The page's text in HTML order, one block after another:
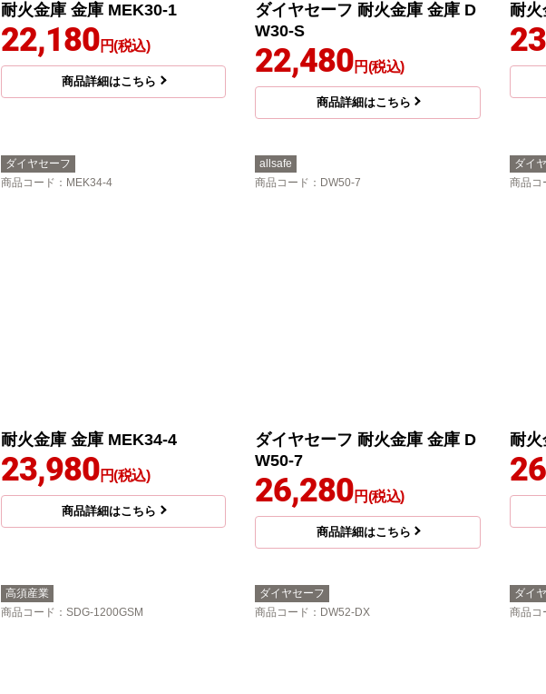
耐火金庫 金庫 MEK30-1
22,180円(税込)
商品詳細はこちら
ダイヤセーフ 耐火金庫 金庫 D
W30-S
22,480円(税込)
商品詳細はこちら
耐
ダイヤセーフ
商品コード ：MEK34-4
耐火金庫 金庫 MEK34-4
23,980円(税込)
商品詳細はこちら
allsafe
商品コード ：DW50-7
ダイヤセーフ 耐火金庫 金庫 D
W50-7
26,280円(税込)
商品詳細はこちら
ダイ
商品コ
耐
高須産業
商品コード ：SDG-1200GSM
ダイヤセーフ
商品コード ：DW52-DX
ダイ
商品コ